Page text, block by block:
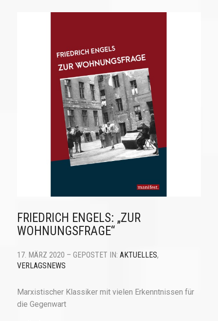
FRIEDRICH ENGELS: „ZUR
WOHNUNGSFRAGE“
17. MÄRZ 2020 – GEPOSTET IN: AKTUELLES,
VERLAGSNEWS
Marxistischer Klassiker mit vielen Erkenntnissen für
die Gegenwart